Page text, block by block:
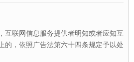
互联网信息服务提供者明知或者应知互
的，依照广告法第六十四条规定予以处